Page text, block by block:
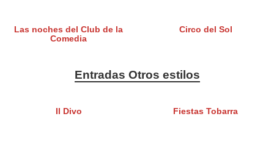
Las noches del Club de la
Comedia
Circo del Sol
Entradas Otros estilos
Il Divo Fiestas Tobarra